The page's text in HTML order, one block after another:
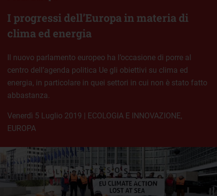
I progressi dell’Europa in materia di
clima ed energia
Il nuovo parlamento europeo ha l’occasione di porre al
centro dell’agenda politica Ue gli obiettivi su clima ed
energia, in particolare in quei settori in cui non è stato fatto
abbastanza.
venerdì 5 Luglio 2019 | ECOLOGIA E INNOVAZIONE,
EUROPA